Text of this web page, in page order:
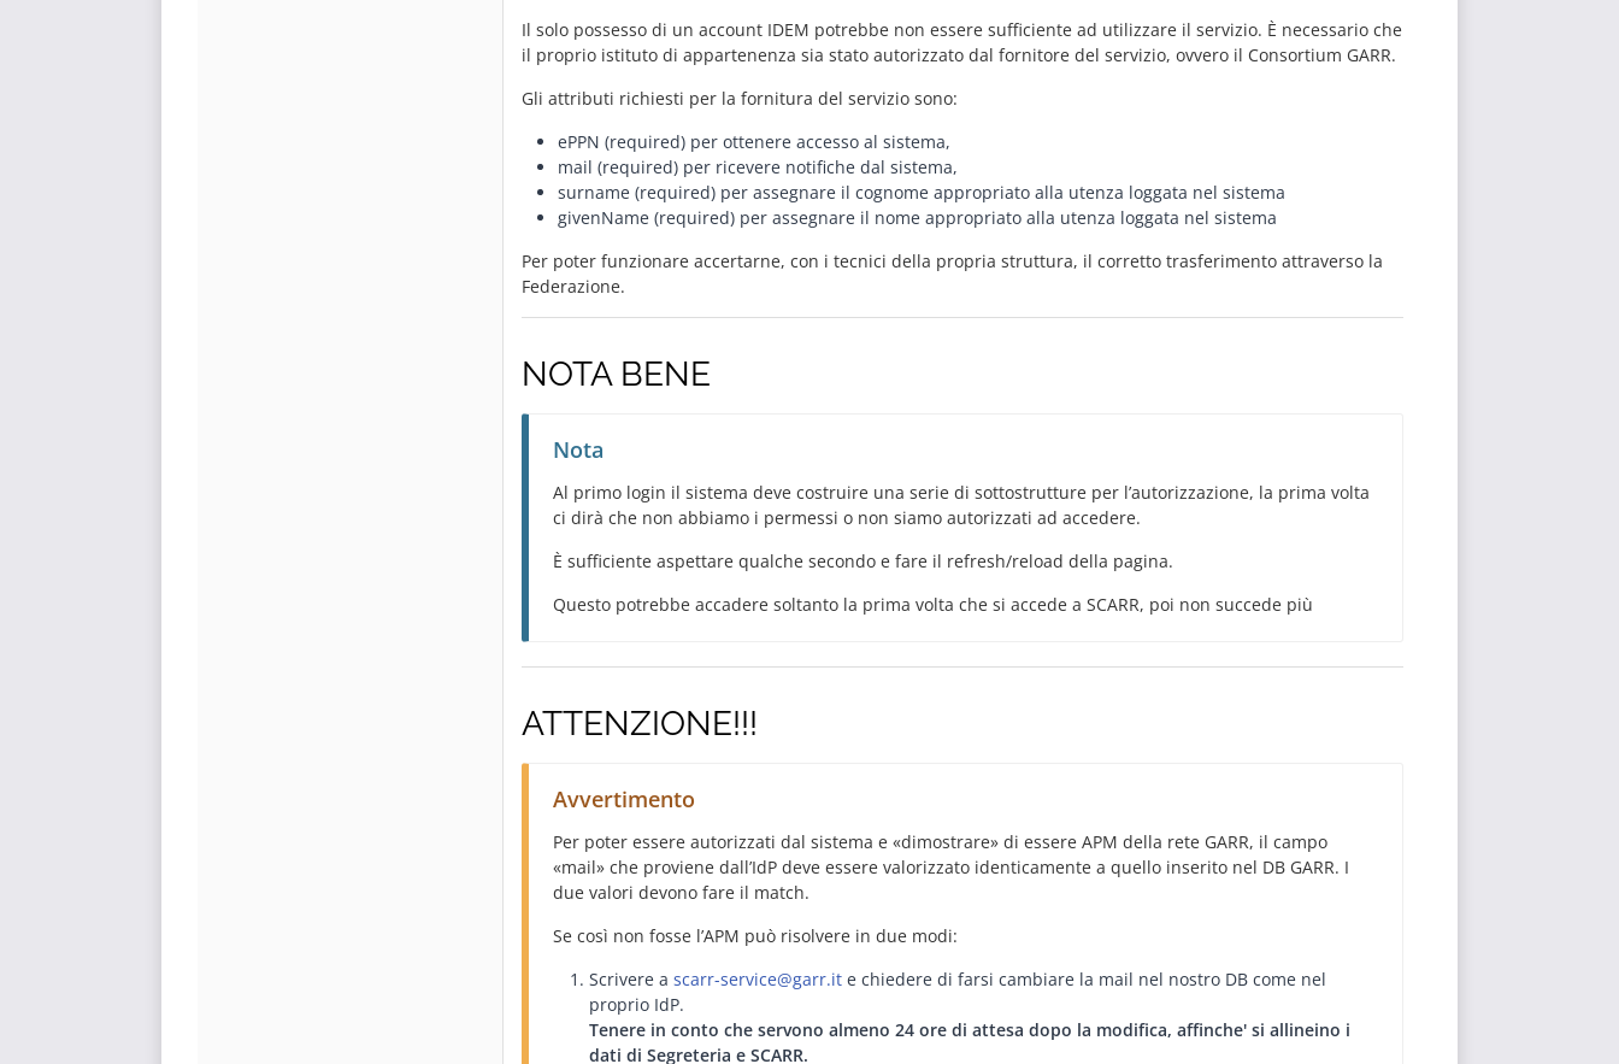
Il solo possesso di un account IDEM potrebbe non essere sufficiente ad utilizzare il servizio. È necessario che
il proprio istituto di appartenenza sia stato autorizzato dal fornitore del servizio, ovvero il Consortium GARR.
Gli attributi richiesti per la fornitura del servizio sono:
ePPN (required) per ottenere accesso al sistema,
mail (required) per ricevere notifiche dal sistema,
surname (required) per assegnare il cognome appropriato alla utenza loggata nel sistema
givenName (required) per assegnare il nome appropriato alla utenza loggata nel sistema
Per poter funzionare accertarne, con i tecnici della propria struttura, il corretto trasferimento attraverso la
Federazione.
NOTA BENE
Nota
Al primo login il sistema deve costruire una serie di sottostrutture per l’autorizzazione, la prima volta
ci dirà che non abbiamo i permessi o non siamo autorizzati ad accedere.
È sufficiente aspettare qualche secondo e fare il refresh/reload della pagina.
Questo potrebbe accadere soltanto la prima volta che si accede a SCARR, poi non succede più
ATTENZIONE!!!
Avvertimento
Per poter essere autorizzati dal sistema e «dimostrare» di essere APM della rete GARR, il campo
«mail» che proviene dall’IdP deve essere valorizzato identicamente a quello inserito nel DB GARR. I
due valori devono fare il match.
Se così non fosse l’APM può risolvere in due modi:
Scrivere ascarr-service@garr.it e chiedere di farsi cambiare la mail nel nostro DB come nel
proprio IdP.
Tenere in conto che servono almeno 24 ore di attesa dopo la modifica, affinche' si allineino i
dati di Segreteria e SCARR.